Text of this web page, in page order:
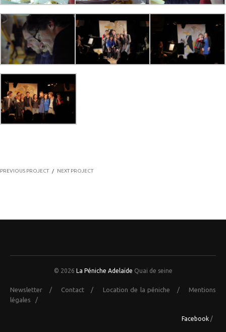
PREVIOUS PROJECT / NEXT PROJECT
© 2026 La Péniche Adelaïde Quai de seine
Newsletter / Contact/ Location de la péniche /
Mentions
légales /
Facebook /